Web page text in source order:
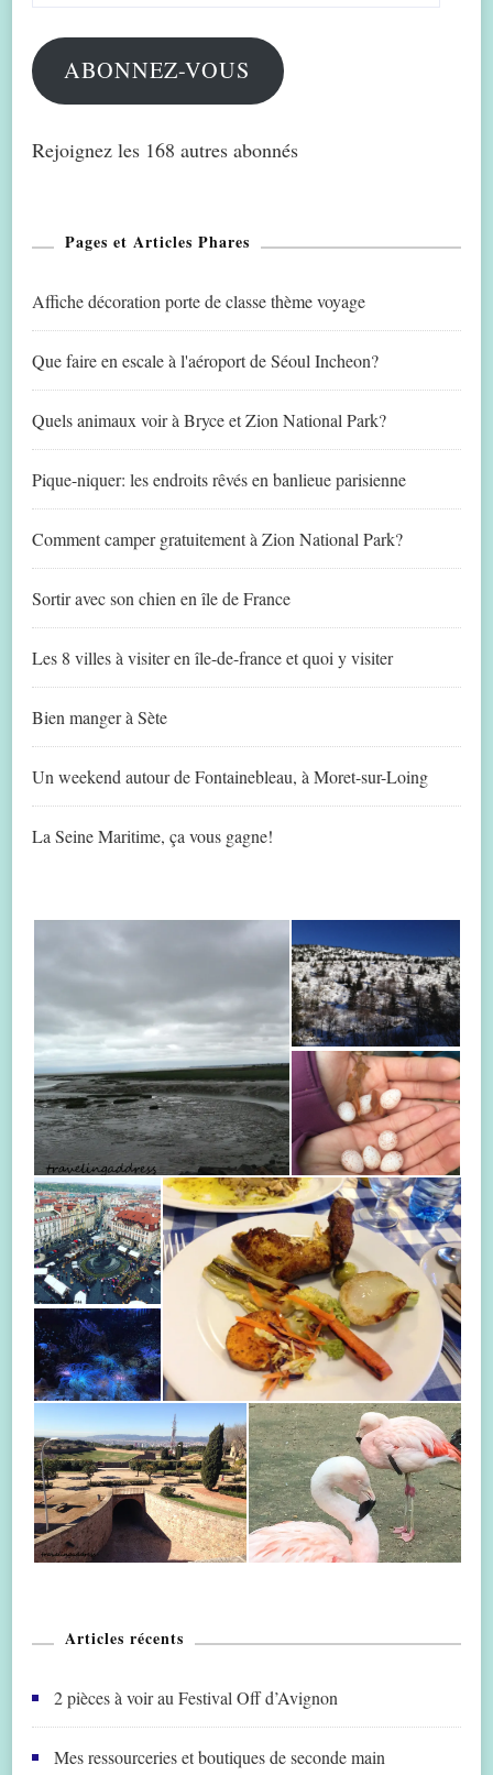
mail
ABONNEZ-VOUS
Rejoignez les 168 autres abonnés
Pages et Articles Phares
Affiche décoration porte de classe thème voyage
Que faire en escale à l'aéroport de Séoul Incheon?
Quels animaux voir à Bryce et Zion National Park?
Pique-niquer: les endroits rêvés en banlieue parisienne
Comment camper gratuitement à Zion National Park?
Sortir avec son chien en île de France
Les 8 villes à visiter en île-de-france et quoi y visiter
Bien manger à Sète
Un weekend autour de Fontainebleau, à Moret-sur-Loing
La Seine Maritime, ça vous gagne!
Articles récents
2 pièces à voir au Festival Off d’Avignon
Mes ressourceries et boutiques de seconde main